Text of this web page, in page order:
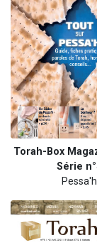
Torah-Box
Série
Pessa'h